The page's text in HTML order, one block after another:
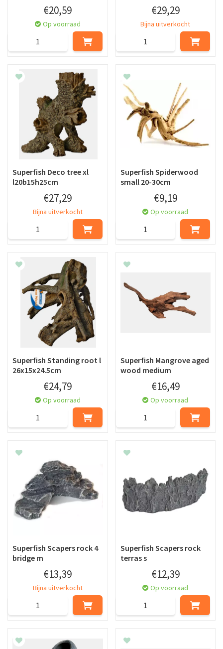
€20,59
Op voorraad
€29,29
Bijna uitverkocht
Superfish Deco tree xl
l20b15h25cm
€27,29
Bijna uitverkocht
Superfish Spiderwood
small 20-30cm
€9,19
Op voorraad
Superfish Standing root l
26x15x24.5cm
€24,79
Op voorraad
Superfish Mangrove aged
wood medium
€16,49
Op voorraad
Superfish Scapers rock 4
bridge m
€13,39
Bijna uitverkocht
Superfish Scapers rock
terras s
€12,39
Op voorraad